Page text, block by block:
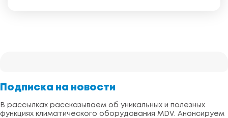
Подписка на новости
В рассылках рассказываем об уникальных и полезных
функциях климатического оборудования MDV. Анонсируем